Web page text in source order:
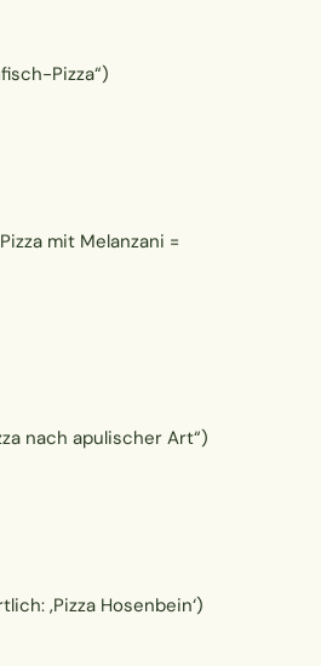
Pizza“)
mit Melanzani =
nach apulischer Art“)
‚Pizza Hosenbein‘)